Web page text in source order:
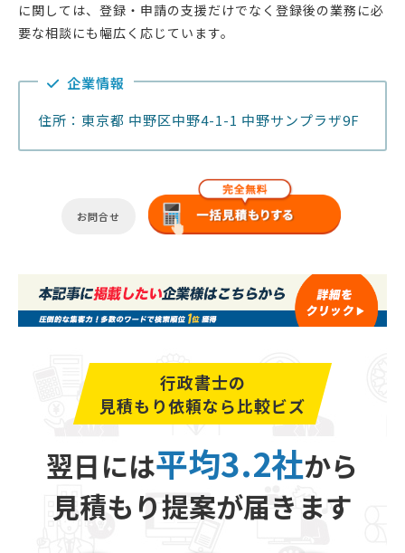
に関しては、登録・申請の支援だけでなく登録後の業務に必
要な相談にも幅広く応じています。
企業情報
住所：東京都 中野区中野4-1-1 中野サンプラザ9F
お問合せ
行政書士の
見積もり依頼なら比較ビズ
翌日には平均3.2社から
見積もり提案が届きます